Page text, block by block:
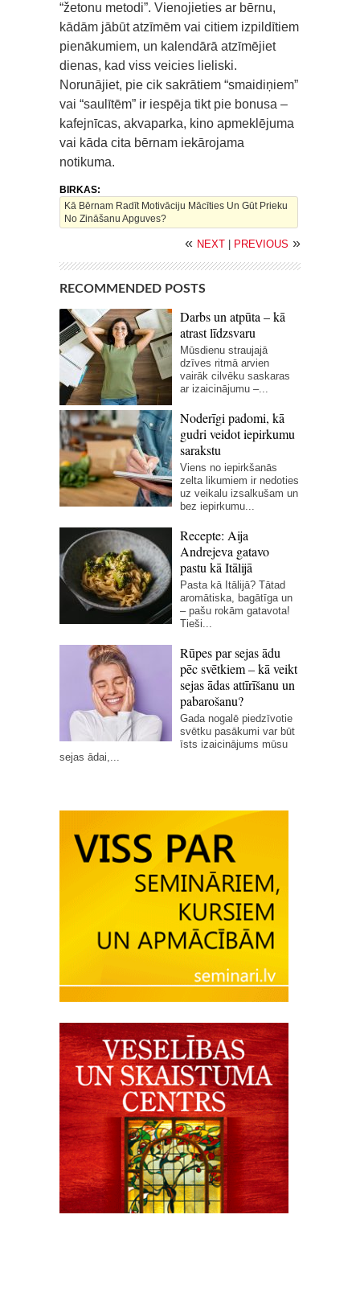
“žetonu metodi”. Vienojieties ar bērnu,
kādām jābūt atzīmēm vai citiem izpildītiem
pienākumiem, un kalendārā atzīmējiet
dienas, kad viss veicies lieliski.
Norunājiet, pie cik sakrātiem “smaidiņiem”
vai “saulītēm” ir iespēja tikt pie bonusa –
kafejnīcas, akvaparka, kino apmeklējuma
vai kāda cita bērnam iekārojama
notikuma.
BIRKAS:
Kā Bērnam Radīt Motivāciju Mācīties Un Gūt Prieku
No Zināšanu Apguves?
« NEXT PREVIOUS »
RECOMMENDED POSTS
Darbs un atpūta – kā
atrast līdzsvaru
Mūsdienu straujajā
dzīves ritmā arvien
vairāk cilvēku saskaras
ar izaicinājumu –...
Noderīgi padomi, kā
gudri veidot iepirkumu
sarakstu
Viens no iepirkšanās
zelta likumiem ir nedoties
uz veikalu izsalkušam un
bez iepirkumu...
Recepte: Aija
Andrejeva gatavo
pastu kā Itālijā
Pasta kā Itālijā? Tātad
aromātiska, bagātīga un
– pašu rokām gatavota!
Tieši...
Rūpes par sejas ādu
pēc svētkiem – kā veikt
sejas ādas attīrīšanu un
pabarošanu?
Gada nogalē piedzīvotie
svētku pasākumi var būt
īsts izaicinājums mūsu
sejas ādai,...